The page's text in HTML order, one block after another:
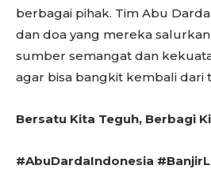
berbagai pihak. Tim Abu
dan doa yang mereka
sumber semangat dan
agar bisa bangkit kembali dari
Bersatu Kita Teguh, Berbagi
#AbuDardaIndonesia